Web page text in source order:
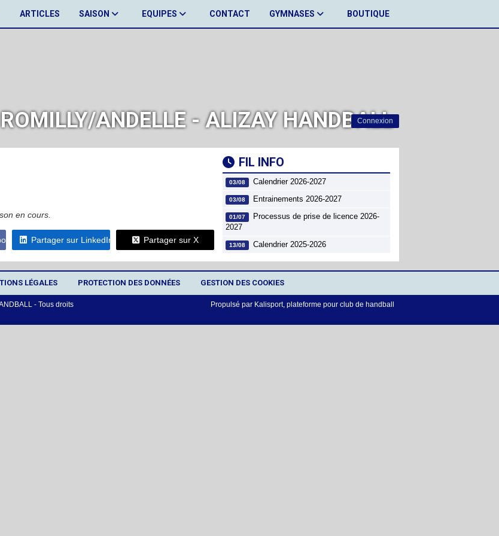
ARTICLES SAISON EQUIPES CONTACT GYMNASES BOUTIQUE
Connexion
ANDELLE - ALIZAY HANDBALL
en cours.
Partager sur LinkedIn Partager sur X
FIL INFO
03/08 Calendrier 2026-2027
03/08 Entrainements 2026-2027
01/07
Processus de prise de licence 2026-
2027
13/08 Calendrier 2025-2026
LÉGALES PROTECTION DES DONNÉES GESTION DES COOKIES
- Tous droits
Propulsé par Kalisport, plateforme pour club de handball